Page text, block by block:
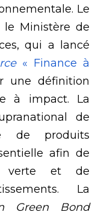
Le
Ministère de
qui a lancé
« Finance à
une définition
à impact. La
de
de produits
afin de
verte et de
La
Green Bond